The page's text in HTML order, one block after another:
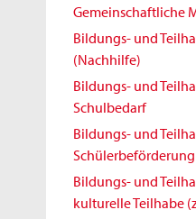
Gemeinschaftliche
Bildungs- und
(Nachhilfe)
Bildungs- und
Schulbedarf
Bildungs- und
Schülerbeförderung
Bildungs- und
kulturelle Teilhabe